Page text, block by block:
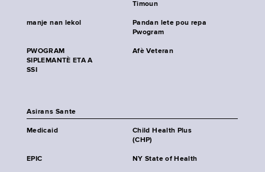
Timoun
manje nan lekol
Pandan lete pou repa
Pwogram
PWOGRAM
SIPLEMANTÈ ETA A
SSI
Afè Veteran
Asirans Sante
Medicaid
Child Health Plus
(CHP)
EPIC NY State of Health